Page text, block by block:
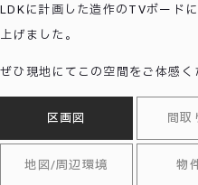
LDKに計画した造作のTVボード
上げました。
ぜひ現地にてこの空間をご体感く
区画図 間取
地図/周辺環境 物